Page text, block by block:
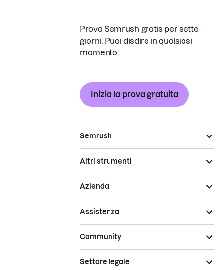
Prova Semrush gratis per sette
giorni. Puoi disdire in qualsiasi
momento.
Inizia la prova gratuita
Semrush
Altri strumenti
Azienda
Assistenza
Community
Settore legale